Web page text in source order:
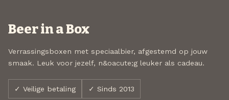
Beer in a Box
Verrassingsboxen met speciaalbier, afgestemd op jouw
smaak. Leuk voor jezelf, n&oacute;g leuker als cadeau.
✓ Veilige betaling ✓ Sinds 2013